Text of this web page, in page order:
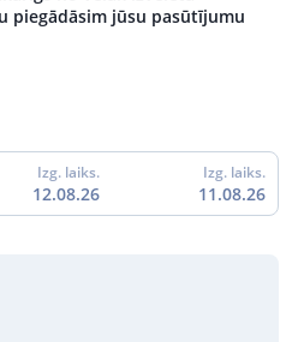
piegādāsim jūsu pasūtījumu
Izg. laiks.
12.08.26
Izg. laiks.
11.08.26